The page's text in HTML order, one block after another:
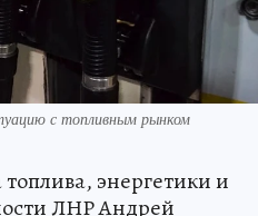
с топливным рынком
энергетики и
ЛНР Андрей